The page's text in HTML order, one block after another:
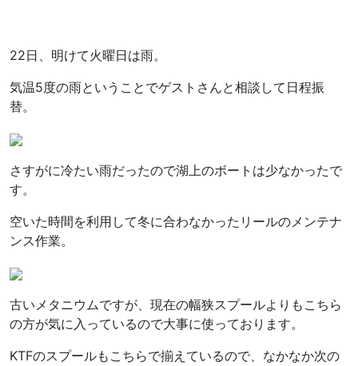
22日、明けて火曜日は雨。
気温5度の雨ということでゲストさんと相談して日程振
替。
さすがに冷たい雨だったので湖上のボートは少なかったで
す。
空いた時間を利用して冬に合わなかったリールのメンテナ
ンス作業。
古いメタニウムですが、現在の幅狭スプールよりもこちら
の方が気に入っているので大事に使っております。
KTFのスプールもこちらで揃えているので、なかなか次の